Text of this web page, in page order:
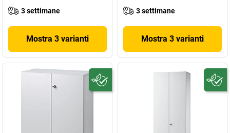
3 settimane
Mostra 3 varianti
3 settimane
Mostra 3 varianti